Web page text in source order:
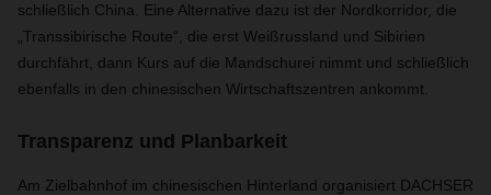
schließlich China. Eine Alternative dazu ist der Nordkorridor, die
„Transsibirische Route“, die erst Weißrussland und Sibirien
durchfährt, dann Kurs auf die Mandschurei nimmt und schließlich
ebenfalls in den chinesischen Wirtschaftszentren ankommt.
Transparenz und Planbarkeit
Am Zielbahnhof im chinesischen Hinterland organisiert DACHSER